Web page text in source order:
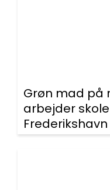
Grøn mad på
arbejder